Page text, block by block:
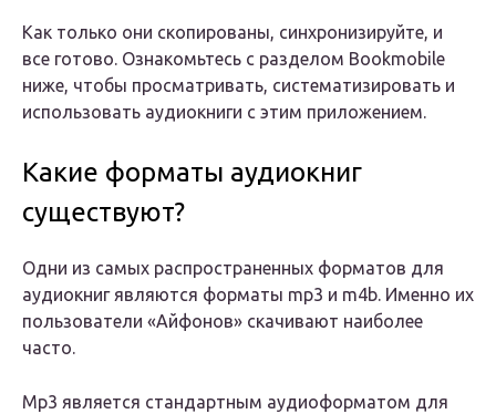
Как только они скопированы, синхронизируйте, и
все готово. Ознакомьтесь с разделом Bookmobile
ниже, чтобы просматривать, систематизировать и
использовать аудиокниги с этим приложением.
Какие форматы аудиокниг
существуют?
Одни из самых распространенных форматов для
аудиокниг являются форматы mp3 и m4b. Именно их
пользователи «Айфонов» скачивают наиболее
часто.
Mp3 является стандартным аудиоформатом для